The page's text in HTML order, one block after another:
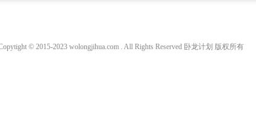
© 2015-2023 wolongjihua.com . All Rights Reserved 卧龙计划 版权所有